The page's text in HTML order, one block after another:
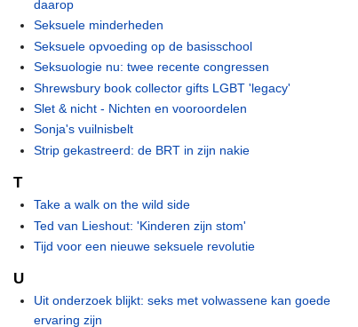
daarop
Seksuele minderheden
Seksuele opvoeding op de basisschool
Seksuologie nu: twee recente congressen
Shrewsbury book collector gifts LGBT 'legacy'
Slet & nicht - Nichten en vooroordelen
Sonja's vuilnisbelt
Strip gekastreerd: de BRT in zijn nakie
T
Take a walk on the wild side
Ted van Lieshout: 'Kinderen zijn stom'
Tijd voor een nieuwe seksuele revolutie
U
Uit onderzoek blijkt: seks met volwassene kan goede
ervaring zijn